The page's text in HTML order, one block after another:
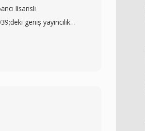
lisanslı
geniş yayıncılık
bağımsız bir
dijital televizyon